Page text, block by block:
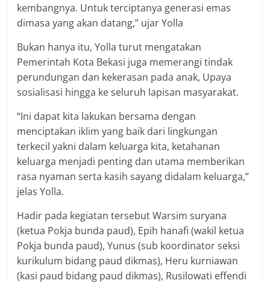
kembangnya. Untuk terciptanya generasi emas
dimasa yang akan datang,” ujar Yolla
Bukan hanya itu, Yolla turut mengatakan
Pemerintah Kota Bekasi juga memerangi tindak
perundungan dan kekerasan pada anak, Upaya
sosialisasi hingga ke seluruh lapisan masyarakat.
“Ini dapat kita lakukan bersama dengan
menciptakan iklim yang baik dari lingkungan
terkecil yakni dalam keluarga kita, ketahanan
keluarga menjadi penting dan utama memberikan
rasa nyaman serta kasih sayang didalam keluarga,”
jelas Yolla.
Hadir pada kegiatan tersebut Warsim suryana
(ketua Pokja bunda paud), Epih hanafi (wakil ketua
Pokja bunda paud), Yunus (sub koordinator seksi
kurikulum bidang paud dikmas), Heru kurniawan
(kasi paud bidang paud dikmas), Rusilowati effendi